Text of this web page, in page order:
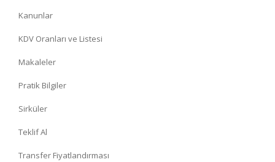
Kanunlar
KDV Oranları ve Listesi
Makaleler
Pratik Bilgiler
Sirküler
Teklif Al
Transfer Fiyatlandırması